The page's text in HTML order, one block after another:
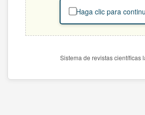
Haga clic para
Sistema de revistas científicas